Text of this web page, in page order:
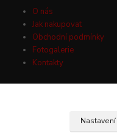
O nás
Jak nakupovat
Obchodní podmínky
Fotogalerie
Kontakty
Nastavení